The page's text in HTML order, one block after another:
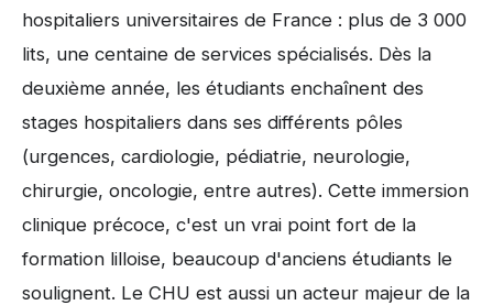
hospitaliers universitaires de France : plus de 3 000
lits, une centaine de services spécialisés. Dès la
deuxième année, les étudiants enchaînent des
stages hospitaliers dans ses différents pôles
(urgences, cardiologie, pédiatrie, neurologie,
chirurgie, oncologie, entre autres). Cette immersion
clinique précoce, c'est un vrai point fort de la
formation lilloise, beaucoup d'anciens étudiants le
soulignent. Le CHU est aussi un acteur majeur de la